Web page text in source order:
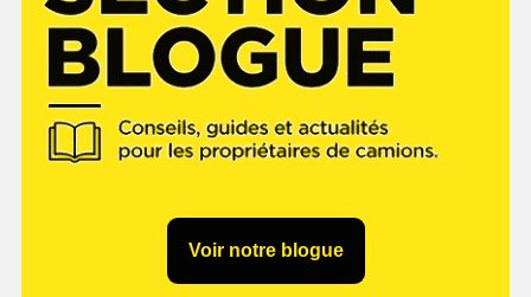
Voir notre blogue